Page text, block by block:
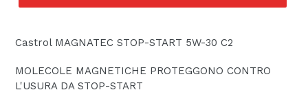
Castrol MAGNATEC STOP-START 5W-30 C2
MOLECOLE MAGNETICHE PROTEGGONO CONTRO
L'USURA DA STOP-START